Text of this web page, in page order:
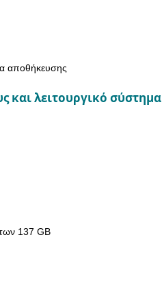
αποθήκευσης
και λειτουργικό σύστημα
137 GB